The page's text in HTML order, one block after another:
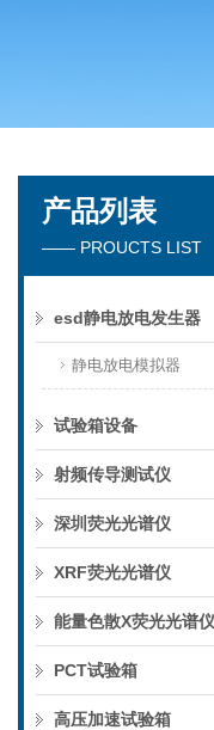
深圳市楚英豪科技有限公司
产品列表
—— PROUCTS LIST
esd静电放电发生器
静电放电模拟器
试验箱设备
射频传导测试仪
深圳荧光光谱仪
XRF荧光光谱仪
能量色散X荧光光谱仪
PCT试验箱
高压加速试验箱